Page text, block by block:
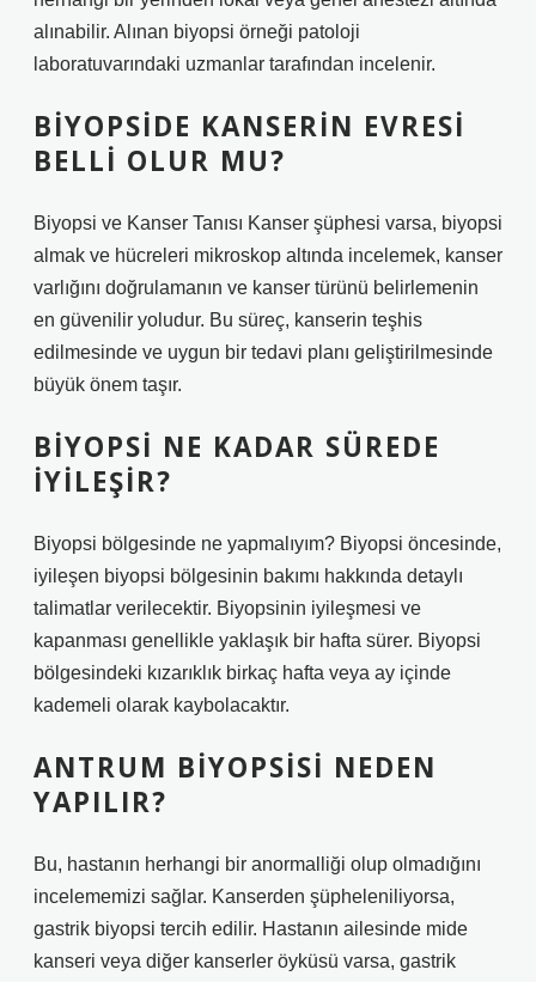
alınabilir. Alınan biyopsi örneği patoloji
laboratuvarındaki uzmanlar tarafından incelenir.
BIYOPSIDE KANSERIN EVRESI
BELLI OLUR MU?
Biyopsi ve Kanser Tanısı Kanser şüphesi varsa, biyopsi
almak ve hücreleri mikroskop altında incelemek, kanser
varlığını doğrulamanın ve kanser türünü belirlemenin
en güvenilir yoludur. Bu süreç, kanserin teşhis
edilmesinde ve uygun bir tedavi planı geliştirilmesinde
büyük önem taşır.
BIYOPSI NE KADAR SÜREDE
IYILEŞIR?
Biyopsi bölgesinde ne yapmalıyım? Biyopsi öncesinde,
iyileşen biyopsi bölgesinin bakımı hakkında detaylı
talimatlar verilecektir. Biyopsinin iyileşmesi ve
kapanması genellikle yaklaşık bir hafta sürer. Biyopsi
bölgesindeki kızarıklık birkaç hafta veya ay içinde
kademeli olarak kaybolacaktır.
ANTRUM BIYOPSISI NEDEN
YAPILIR?
Bu, hastanın herhangi bir anormalliği olup olmadığını
incelememizi sağlar. Kanserden şüpheleniliyorsa,
gastrik biyopsi tercih edilir. Hastanın ailesinde mide
kanseri veya diğer kanserler öyküsü varsa, gastrik